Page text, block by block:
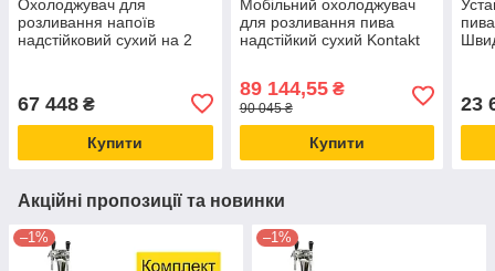
Охолоджувач для
розливання напоїв
надстійковий сухий на 2
67 448 ₴
Купити
Мобільний охолоджувач
для розливання пива
надстійкий сухий Kontakt
89 144,55₴
90 045 ₴
Купити
23
Акційні пропозиції та новинки
–1% –1%